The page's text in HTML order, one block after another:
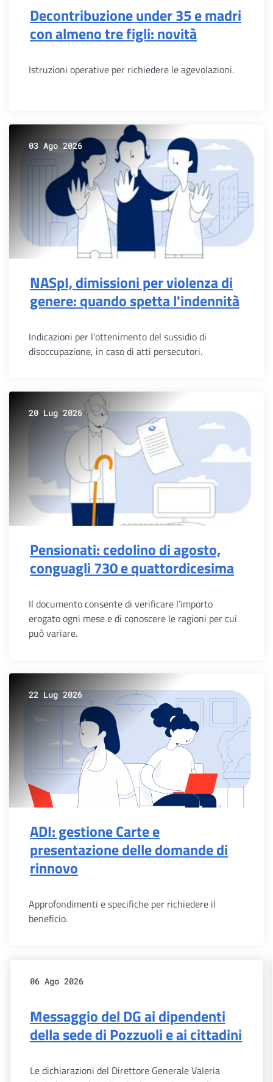
Decontribuzione under 35 e madri
con almeno tre figli: novità
Istruzioni operative per richiedere le agevolazioni.
03 Ago 2026
NASpI, dimissioni per violenza di
genere: quando spetta l'indennità
Indicazioni per l’ottenimento del sussidio di
disoccupazione, in caso di atti persecutori.
20 Lug 2026
Pensionati: cedolino di agosto,
conguagli 730 e quattordicesima
Il documento consente di verificare l’importo
erogato ogni mese e di conoscere le ragioni per cui
può variare.
22 Lug 2026
ADI: gestione Carte e
presentazione delle domande di
rinnovo
Approfondimenti e specifiche per richiedere il
beneficio.
06 Ago 2026
Messaggio del DG ai dipendenti
della sede di Pozzuoli e ai cittadini
Le dichiarazioni del Direttore Generale Valeria